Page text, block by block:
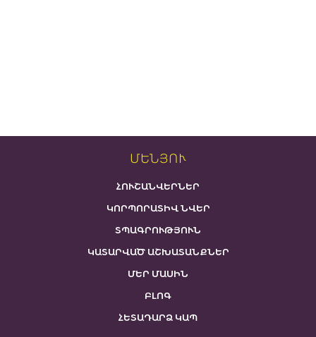
ՄԵՆՅՈՒ
ՀՈՒՇԱՆՎԵՐՆԵՐ
ԿՈՐՊՈՐԱՏԻՎ ՆՎԵՐ
ՏՊԱԳՐՈՒԹՅՈՒՆ
ԿԱՏԱՐՎԱԾ ԱՇԽԱՏԱՆՔՆԵՐ
ՄԵՐ ՄԱՍԻՆ
ԲԼՈԳ
ՀԵՏԱԴԱՐՁ ԿԱՊ